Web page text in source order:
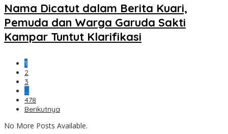
Nama Dicatut dalam Berita Kuari,
Pemuda dan Warga Garuda Sakti
Kampar Tuntut Klarifikasi
1
2
3
…
478
Berikutnya
No More Posts Available.